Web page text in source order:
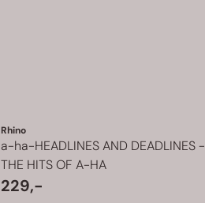
Rhino
a-ha-HEADLINES AND DEADLINES -
THE HITS OF A-HA
229,-